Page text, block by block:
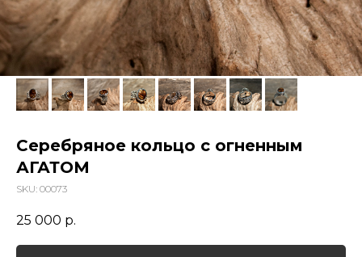
Серебряное кольцо с огненным
АГАТОМ
SKU: 00073
25 000 р.